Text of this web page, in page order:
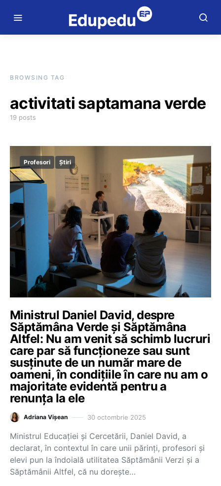
BROWSING TAG
activitati saptamana verde
19 posts
Profesori Știri
Ministrul Daniel David, despre
Săptămâna Verde și Săptămâna
Altfel: Nu am venit să schimb lucruri
care par să funcționeze sau sunt
susținute de un număr mare de
oameni, în condițiile în care nu am o
majoritate evidentă pentru a
renunța la ele
Adriana Vișean 30 octombrie 2025
Ministrul Educației și Cercetării, Daniel David, a
declarat, în contextul în care unii părinți, profesori și
elevi pun la îndoială utilitatea Săptămânii Verzi și a
Săptămânii Altfel, că nu dorește…